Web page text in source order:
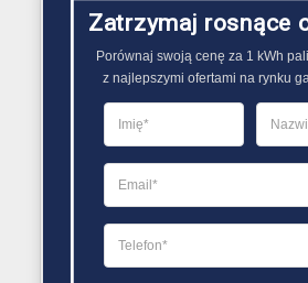
gazowych, które mogą posiadać
specjalnych 11 kg
wózków widłowych, które mogą
wykorzystywane w poziomie, o
ogrzewania pomieszczeń..
PORÓWNYWARKA OFERT
Zatrzymaj rosnące
Porównaj swoją cenę za 1 kWh
z najlepszymi ofertami na rynku